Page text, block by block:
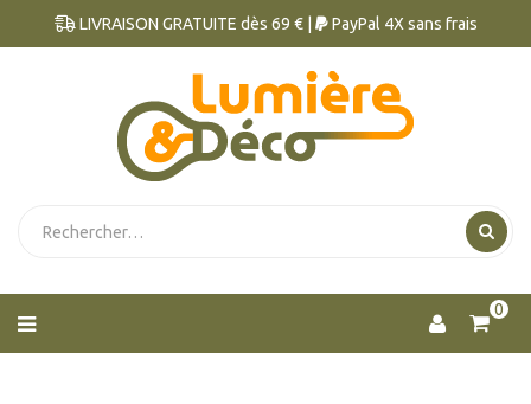
LIVRAISON GRATUITE dès 69 € | PayPal 4X sans frais
0